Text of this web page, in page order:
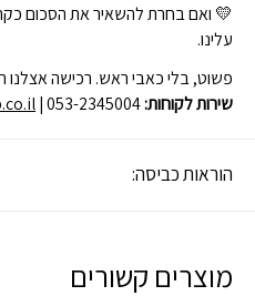
💛 ואם בחרת להשאיר את הסכום
עלינו.
פשוט, בלי כאבי ראש. רכישה אצלנו
שירות לקוחות:| 053-2345004
הוראות כביסה:
מוצרים קשורים